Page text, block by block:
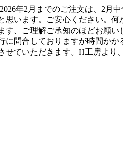
年2月までのご注文は、2月
います。ご安心ください。
、ご理解ご承知のほどお願
に問合しておりますが時間か
ていただきます。H工房より